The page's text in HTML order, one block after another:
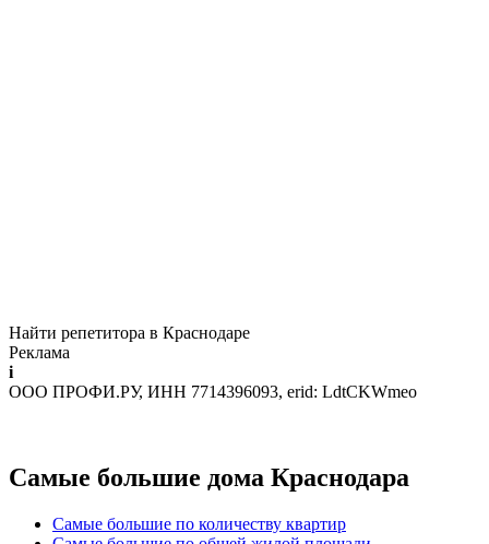
Найти репетитора в Краснодаре
Реклама
i
ООО ПРОФИ.РУ, ИНН 7714396093, erid: LdtCKWmeo
Самые большие дома Краснодара
Самые большие по количеству квартир